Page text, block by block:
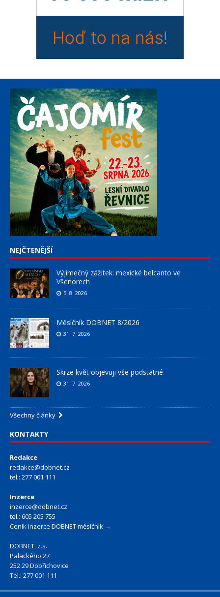
NEJČTENĚJŠÍ
Výjimečný zážitek: mexické belcanto ve
Všenorech
5. 8. 2026
Měsíčník DOBNET 8/2026
31. 7. 2026
Skrze květ objevuji vše podstatné
31. 7. 2026
Všechny články
KONTAKTY
Redakce
redakce@dobnet.cz
tel.: 277 001 111
Inzerce
inzerce@dobnet.cz
tel.: 605 205 755
Ceník inzerce DOBNET měsíčník →
DOBNET, z.s.
Palackého 27
252 29 Dobřichovice
Tel.: 277 001 111